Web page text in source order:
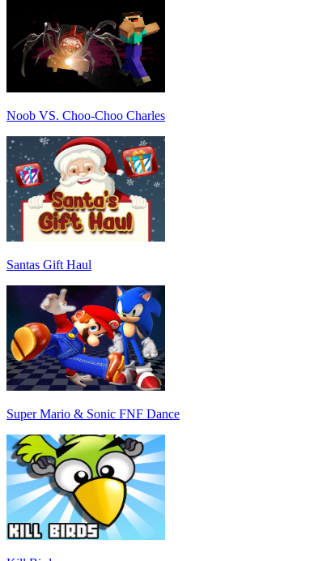
Noob VS. Choo-Choo Charles
Santas Gift Haul
Super Mario & Sonic FNF Dance